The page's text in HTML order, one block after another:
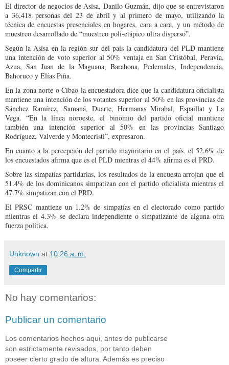
El director de negocios de Asisa, Danilo Guzmán, dijo que se entrevistaron
a 36,418 personas del 23 de abril y al primero de mayo, utilizando la
técnica de encuestas presenciales en hogares, cara a cara, y un método de
muestreo desarrollado de “muestreo poli-etápico ultra disperso”.
Según la Asisa en la región sur del país la candidatura del PLD mantiene
una intención de voto superior al 50% ventaja en San Cristóbal, Peravia,
Azua, San Juan de la Maguana, Barahona, Pedernales, Independencia,
Bahoruco y Elías Piña.
En la zona norte o Cibao la encuestadora dice que la candidatura oficialista
mantiene una intención de los votantes superior al 50% en las provincias de
Sánchez Ramírez, Samaná, Duarte, Hermanas Mirabal, Espaillat y La
Vega. “En la línea noroeste, el binomio del partido oficial mantiene
también una intención superior al 50% en las provincias Santiago
Rodríguez, Valverde y Montecristi”, expresaron.
En cuanto a la percepción del partido mayoritario en el país, el 52.6% de
los encuestados afirma que es el PLD mientras el 44% afirma es el PRD.
Sobre las simpatías partidarias, los resultados de la encuesta arrojan que el
51.4% de los dominicanos simpatizan con el partido oficialista mientras el
47.7% simpatizan con el PRD.
El PRSC mantiene un 1.2% de simpatías en el electorado como partido
mientras el 4.3% se declara independiente o simpatizante de alguna otra
fuerza política.
Unknown at 10:26 a. m.
Compartir
No hay comentarios:
Publicar un comentario
Los comentarios hechos aqui, antes de publicarse
son estrictamente revisados, por tanto deben
poseer cierto grado de altura. Además es preciso